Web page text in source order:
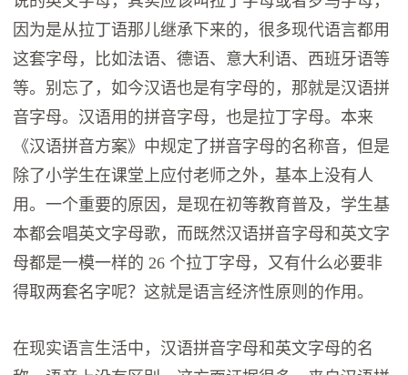
因为是从拉丁语那儿继承下来的，很多现代语言都用
这套字母，比如法语、德语、意大利语、西班牙语等
等。别忘了，如今汉语也是有字母的，那就是汉语拼
音字母。汉语用的拼音字母，也是拉丁字母。本来
《汉语拼音方案》中规定了拼音字母的名称音，但是
除了小学生在课堂上应付老师之外，基本上没有人
用。一个重要的原因，是现在初等教育普及，学生基
本都会唱英文字母歌，而既然汉语拼音字母和英文字
母都是一模一样的 26 个拉丁字母，又有什么必要非
得取两套名字呢？这就是语言经济性原则的作用。
在现实语言生活中，汉语拼音字母和英文字母的名